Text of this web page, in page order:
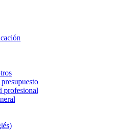
profesional
)